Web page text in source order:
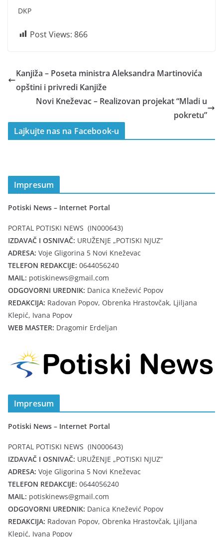
DKP
Post Views: 866
Kanjiža – Poseta ministra Aleksandra Martinovića
opštini i privredi Kanjiže
Novi Kneževac – Realizovan projekat “Mladi u
pokretu”
Lajkujte nas na Facebook-u
Impresum
Potiski News – Internet Portal
PORTAL POTISKI NEWS (IN000643)
IZDAVAČ I OSNIVAČ: URUŽENJE „POTISKI NJUZ“
ADRESA: Voje Gligorina 5 Novi Kneževac
TELEFON REDAKCIJE: 0644056240
MAIL: potiskinews@gmail.com
ODGOVORNI UREDNIK: Danica Knežević Popov
REDAKCIJA: Radovan Popov, Obrenka Hrastovčak, Ljiljana
Klepić, Ivana Popov
WEB MASTER: Dragomir Erdeljan
Impresum
Potiski News – Internet Portal
PORTAL POTISKI NEWS (IN000643)
IZDAVAČ I OSNIVAČ: URUŽENJE „POTISKI NJUZ“
ADRESA: Voje Gligorina 5 Novi Kneževac
TELEFON REDAKCIJE: 0644056240
MAIL: potiskinews@gmail.com
ODGOVORNI UREDNIK: Danica Knežević Popov
REDAKCIJA: Radovan Popov, Obrenka Hrastovčak, Ljiljana
Klepić, Ivana Popov